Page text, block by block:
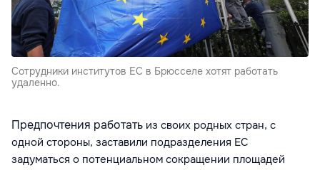
Сотрудники институтов ЕС в Брюсселе хотят работать
удаленно.
Предпочтения работать из своих родных стран, с
одной стороны, заставили подразделения ЕС
задуматься о потенциальном сокращении площадей